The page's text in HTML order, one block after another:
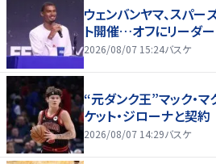
ウェンバンヤマ、スパ
ト開催…オフにリーダ
2026/08/07 15:24バスケ
“元ダンク王”マック・
ケット・ジローナと契約
2026/08/07 14:29バスケ